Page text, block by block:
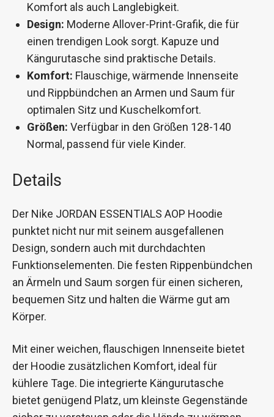
Komfort als auch Langlebigkeit.
Design: Moderne Allover-Print-Grafik, die für
einen trendigen Look sorgt. Kapuze und
Kängurutasche sind praktische Details.
Komfort: Flauschige, wärmende Innenseite
und Rippbündchen an Armen und Saum für
optimalen Sitz und Kuschelkomfort.
Größen: Verfügbar in den Größen 128-140
Normal, passend für viele Kinder.
Details
Der Nike JORDAN ESSENTIALS AOP Hoodie
punktet nicht nur mit seinem ausgefallenen
Design, sondern auch mit durchdachten
Funktionselementen. Die festen Rippenbündchen
an Ärmeln und Saum sorgen für einen sicheren,
bequemen Sitz und halten die Wärme gut am
Körper.
Mit einer weichen, flauschigen Innenseite bietet
der Hoodie zusätzlichen Komfort, ideal für
kühlere Tage. Die integrierte Kängurutasche
bietet genügend Platz, um kleinste Gegenstände